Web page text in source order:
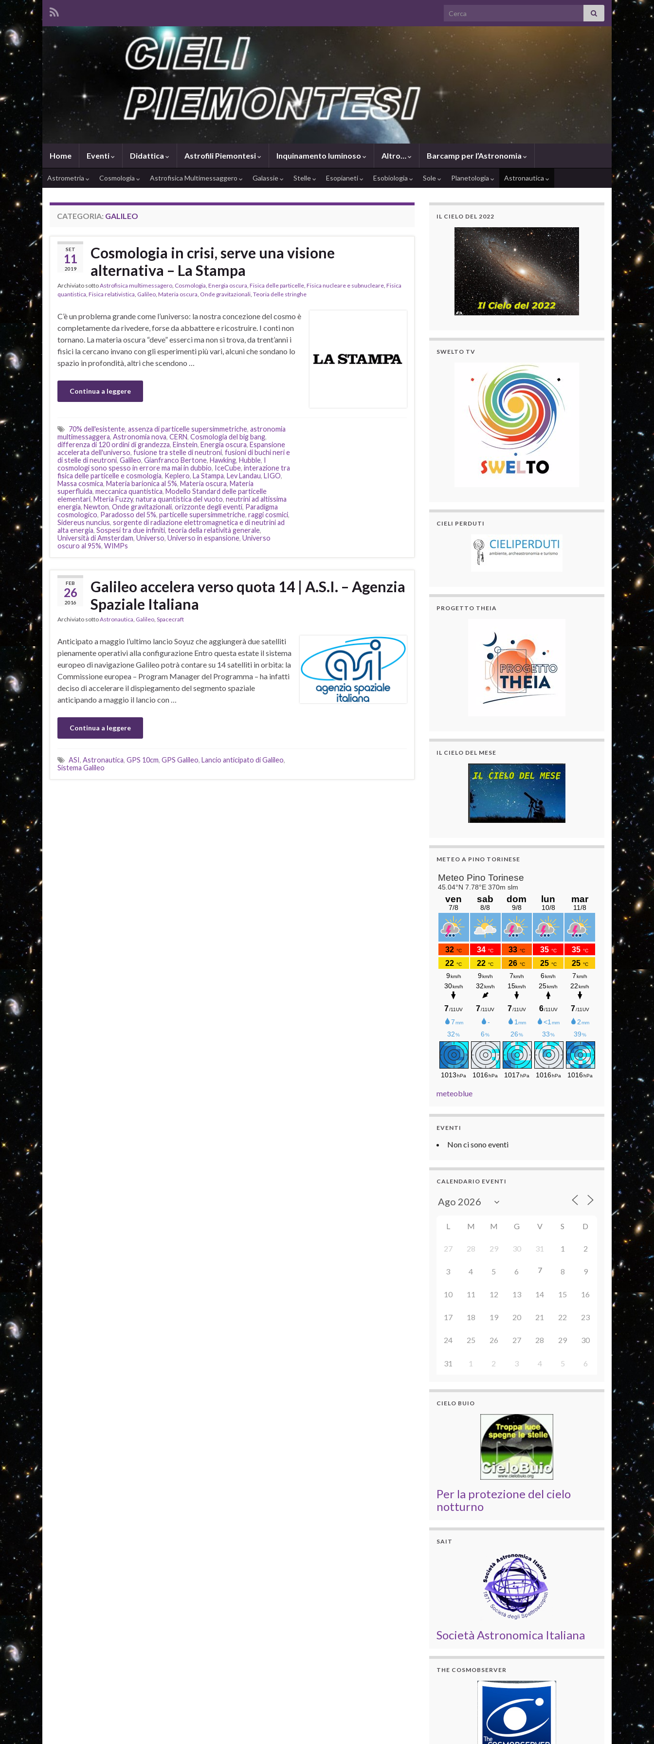
Search for:
Home Eventi Didattica Astrofili Piemontesi Inquinamento luminoso Altro… Barcamp per l’Astronomia
Astrometria Cosmologia Astrofisica Multimessaggero Galassie Stelle Esopianeti Esobiologia Sole Planetologia Astronautica
CATEGORIA: GALILEO
SET
11
2019
Cosmologia in crisi, serve una visione
alternativa – La Stampa
Archiviato sottoAstrofisica multimessagero, Cosmologia, Energia oscura, Fisica delle particelle, Fisica nucleare e subnucleare, Fisica
quantistica, Fisica relativistica, Galileo, Materia oscura, Onde gravitazionali, Teoria delle stringhe
C’è un problema grande come l’universo: la nostra concezione del cosmo è
completamente da rivedere, forse da abbattere e ricostruire. I conti non
tornano. La materia oscura “deve” esserci ma non si trova, da trent’anni i
fisici la cercano invano con gli esperimenti più vari, alcuni che sondano lo
spazio in profondità, altri che scendono …
Continua a leggere
70% dell'esistente, assenza di particelle supersimmetriche, astronomia
multimessaggera, Astronomia nova, CERN, Cosmologia del big bang,
differenza di 120 ordini di grandezza, Einstein, Energia oscura, Espansione
accelerata dell'universo, fusione tra stelle di neutroni, fusioni di buchi neri e
di stelle di neutroni, Galileo, Gianfranco Bertone, Hawking, Hubble, I
cosmologi sono spesso in errore ma mai in dubbio, IceCube, interazione tra
fisica delle particelle e cosmologia, Keplero, La Stampa, Lev Landau, LIGO,
Massa cosmica, Materia barionica al 5%, Materia oscura, Materia
superfluida, meccanica quantistica, Modello Standard delle particelle
elementari, Mteria Fuzzy, natura quantistica del vuoto, neutrini ad altissima
energia, Newton, Onde gravitazionali, orizzonte degli eventi, Paradigma
cosmologico, Paradosso del 5%, particelle supersimmetriche, raggi cosmici,
Sidereus nuncius, sorgente di radiazione elettromagnetica e di neutrini ad
alta energia, Sospesi tra due infiniti, teoria della relatività generale,
Università di Amsterdam, Universo, Universo in espansione, Universo
oscuro al 95%, WIMPs
FEB
26
2016
Galileo accelera verso quota 14 | A.S.I. – Agenzia
Spaziale Italiana
Archiviato sottoAstronautica, Galileo, Spacecraft
Anticipato a maggio l’ultimo lancio Soyuz che aggiungerà due satelliti
pienamente operativi alla configurazione Entro questa estate il sistema
europeo di navigazione Galileo potrà contare su 14 satelliti in orbita: la
Commissione europea – Program Manager del Programma – ha infatti
deciso di accelerare il dispiegamento del segmento spaziale
anticipando a maggio il lancio con …
Continua a leggere
ASI, Astronautica, GPS 10cm, GPS Galileo, Lancio anticipato di Galileo,
Sistema Galileo
IL CIELO DEL 2022
SWELTO TV
CIELI PERDUTI
PROGETTO THEIA
IL CIELO DEL MESE
METEO A PINO TORINESE
meteoblue
EVENTI
Non ci sono eventi
CALENDARIO EVENTI
L M M G V S D
27 28 29 30 31 1 2
3 4 5 6 7 8 9
10 11 12 13 14 15 16
17 18 19 20 21 22 23
24 25 26 27 28 29 30
31 1 2 3 4 5 6
CIELO BUIO
Per la protezione del cielo
notturno
SAIT
Società Astronomica Italiana
THE COSMOBSERVER